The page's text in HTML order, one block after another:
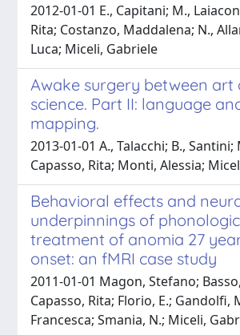
2012-01-01 E., Capitani; M.,
Rita; Costanzo, Maddalena; N.,
Luca; Miceli, Gabriele
Awake surgery between art
science. Part II: language
mapping.
2013-01-01 A., Talacchi; B., Santini;
Capasso, Rita; Monti, Alessia;
Behavioral effects and
underpinnings of
treatment of anomia 27
onset: an fMRI case study
2011-01-01 Magon, Stefano;
Capasso, Rita; Florio, E.; Gandolfi,
Francesca; Smania, N.; Miceli,